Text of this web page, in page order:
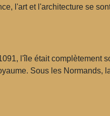
l'art et l'architecture se
l'île était complètement
Sous les Normands,